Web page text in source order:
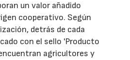
un valor añadido
cooperativo. Según
detrás de cada
con el sello 'Producto
agricultores y